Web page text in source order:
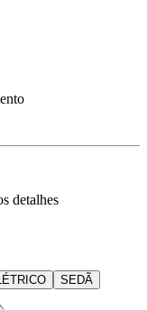
detalhes
SEDÃ